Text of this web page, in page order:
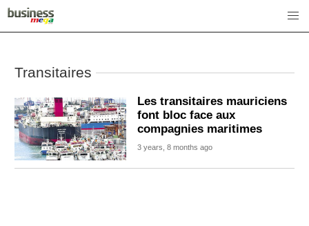
Transitaires
Les transitaires mauriciens
font bloc face aux
compagnies maritimes
3 years, 8 months ago